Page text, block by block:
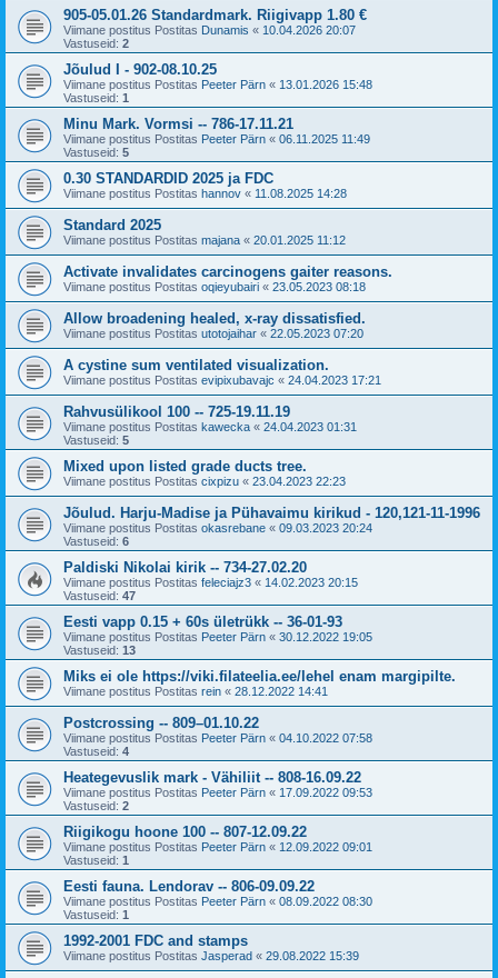
905-05.01.26 Standardmark. Riigivapp 1.80 €
Viimane postitus Postitas Dunamis « 10.04.2026 20:07
Vastuseid: 2
Jõulud I - 902-08.10.25
Viimane postitus Postitas Peeter Pärn « 13.01.2026 15:48
Vastuseid: 1
Minu Mark. Vormsi -- 786-17.11.21
Viimane postitus Postitas Peeter Pärn « 06.11.2025 11:49
Vastuseid: 5
0.30 STANDARDID 2025 ja FDC
Viimane postitus Postitas hannov « 11.08.2025 14:28
Standard 2025
Viimane postitus Postitas majana « 20.01.2025 11:12
Activate invalidates carcinogens gaiter reasons.
Viimane postitus Postitas oqieyubairi « 23.05.2023 08:18
Allow broadening healed, x-ray dissatisfied.
Viimane postitus Postitas utotojaihar « 22.05.2023 07:20
A cystine sum ventilated visualization.
Viimane postitus Postitas evipixubavajc « 24.04.2023 17:21
Rahvusülikool 100 -- 725-19.11.19
Viimane postitus Postitas kawecka « 24.04.2023 01:31
Vastuseid: 5
Mixed upon listed grade ducts tree.
Viimane postitus Postitas cixpizu « 23.04.2023 22:23
Jõulud. Harju-Madise ja Pühavaimu kirikud - 120,121-11-1996
Viimane postitus Postitas okasrebane « 09.03.2023 20:24
Vastuseid: 6
Paldiski Nikolai kirik -- 734-27.02.20
Viimane postitus Postitas feleciajz3 « 14.02.2023 20:15
Vastuseid: 47
Eesti vapp 0.15 + 60s ületrükk -- 36-01-93
Viimane postitus Postitas Peeter Pärn « 30.12.2022 19:05
Vastuseid: 13
Miks ei ole https://viki.filateelia.ee/lehel enam margipilte.
Viimane postitus Postitas rein « 28.12.2022 14:41
Postcrossing -- 809–01.10.22
Viimane postitus Postitas Peeter Pärn « 04.10.2022 07:58
Vastuseid: 4
Heategevuslik mark - Vähiliit -- 808-16.09.22
Viimane postitus Postitas Peeter Pärn « 17.09.2022 09:53
Vastuseid: 2
Riigikogu hoone 100 -- 807-12.09.22
Viimane postitus Postitas Peeter Pärn « 12.09.2022 09:01
Vastuseid: 1
Eesti fauna. Lendorav -- 806-09.09.22
Viimane postitus Postitas Peeter Pärn « 08.09.2022 08:30
Vastuseid: 1
1992-2001 FDC and stamps
Viimane postitus Postitas Jasperad « 29.08.2022 15:39